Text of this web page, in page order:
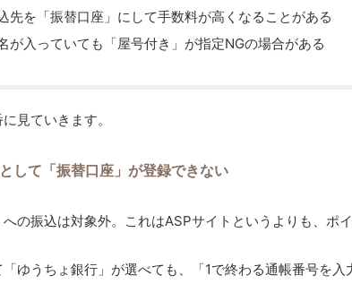
先を「振替口座」にして手数料が高くなることがある
が入っていても「屋号付き」が指定NGの場合がある
見ていきます。
して「振替口座」が登録できない
への振込は対象外。これはASPサイトというよりも、ポ
ゆうちょ銀行」が選べても、「1で終わる通帳番号を